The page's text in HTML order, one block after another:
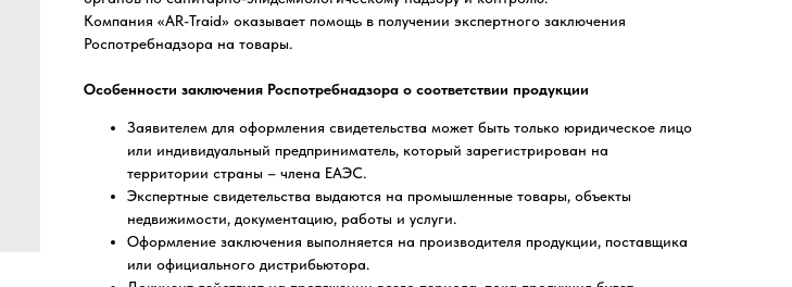
Компания «AR-Traid» оказывает помощь в получении экспертного заключения
Роспотребнадзора на товары.
Особенности заключения Роспотребнадзора о соответствии продукции
Заявителем для оформления свидетельства может быть только юридическое лицо
или индивидуальный предприниматель, который зарегистрирован на
территории страны – члена ЕАЭС.
Экспертные свидетельства выдаются на промышленные товары, объекты
недвижимости, документацию, работы и услуги.
Оформление заключения выполняется на производителя продукции, поставщика
или официального дистрибьютора.